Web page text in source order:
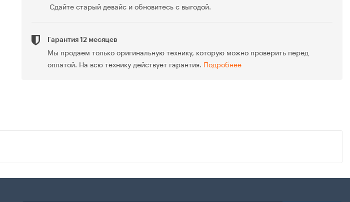
Сдайте старый девайс и обновитесь с выгодой.
Гарантия 12 месяцев
Мы продаем только оригинальную технику, которую можно проверить перед
оплатой. На всю технику действует гарантия. Подробнее